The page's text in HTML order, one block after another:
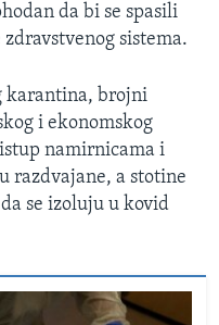
da bi se spasili
sistema.
karantina, brojni
i ekonomskog
namirnicama i
razdvajane, a stotine
se izoluju u kovid